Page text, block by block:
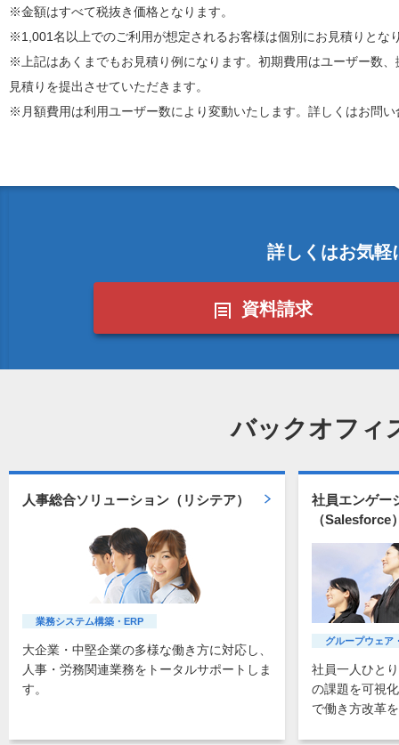
※金額はすべて税抜き価格となります。
※1,001名以上でのご利用が想定されるお客様は個別にお見積りとな
※上記はあくまでもお見積り例になります。初期費用はユーザー数
見積りを提出させていただきます。
※月額費用は利用ユーザー数により変動いたします。詳しくはお問
詳しくはお気軽
資料請求
バックオフィ
人事総合ソリューション（リシテア）
業務システム構築・ERP
大企業・中堅企業の多様な働き方に対応し、
人事・労務関連業務をトータルサポートしま
す。
社員エンゲー
（Salesforce
グループウェア
社員一人ひと
の課題を可視
で働き方改革